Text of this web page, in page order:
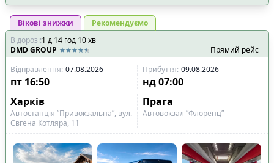
Вікові знижки
Рекомендуємо
В дорозі:1 д 14 год 10хв
DMD GROUP
Прямий рейс
Відправлення: 07.08.2026 Прибуття: 09.08.2026
пт 16:50 нд 07:00
Харків
Прага
Автостанція ”Привокзальна”, вул.
Євгена Котляра, 11
Автовокзал ”Флоренц”